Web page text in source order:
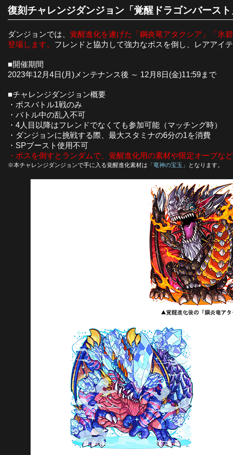
復刻チャレンジダンジョン「覚醒ドラゴンバース
ダンジョンでは、 覚醒進化を遂げた「鋼炎竜アタクシア」「氷
登場します。 フレンドと協力して強力なボスを倒し、レアアイ
■開催期間
2023年12月4日(月)メンテナンス後 ～ 12月8日(金)11:59まで
■チャレンジダンジョン概要
・ボスバトル1戦のみ
・バトル中の乱入不可
・4人目以降はフレンドでなくても参加可能（マッチング時）
・ダンジョンに挑戦する際、最大スタミナの6分の1を消費
・SPブースト使用不可
・ボスを倒すとランダムで、覚醒進化用の素材や限定オーブな
※本チャレンジダンジョンで手に入る覚醒進化素材は 「竜神の宝玉」 となります。